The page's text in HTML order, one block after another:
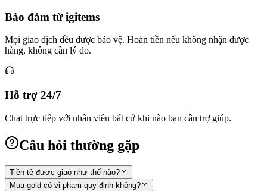
Bảo đảm từ igitems
Mọi giao dịch đều được bảo vệ. Hoàn tiền nếu không nhận được
hàng, không cần lý do.
Hỗ trợ 24/7
Chat trực tiếp với nhân viên bất cứ khi nào bạn cần trợ giúp.
Câu hỏi thường gặp
Tiền tệ được giao như thế nào?
Mua gold có vi phạm quy định không?